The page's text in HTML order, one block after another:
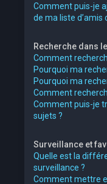
Comment puis-je
de ma liste d’amis
Recherche dans
Comment
Pourquoi ma
Pourquoi ma
Comment
Comment puis-je
sujets ?
Surveillance et
Quelle est la
surveillance ?
Comment mettre